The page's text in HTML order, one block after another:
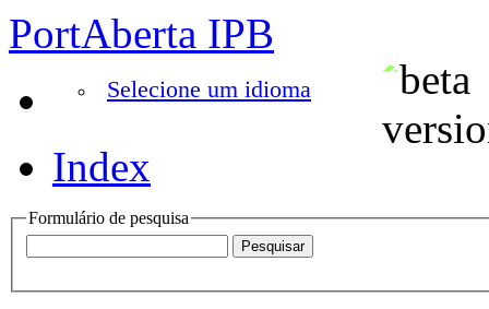
PortAberta IPB
Selecione um idioma
Index
Formulário de pesquisa